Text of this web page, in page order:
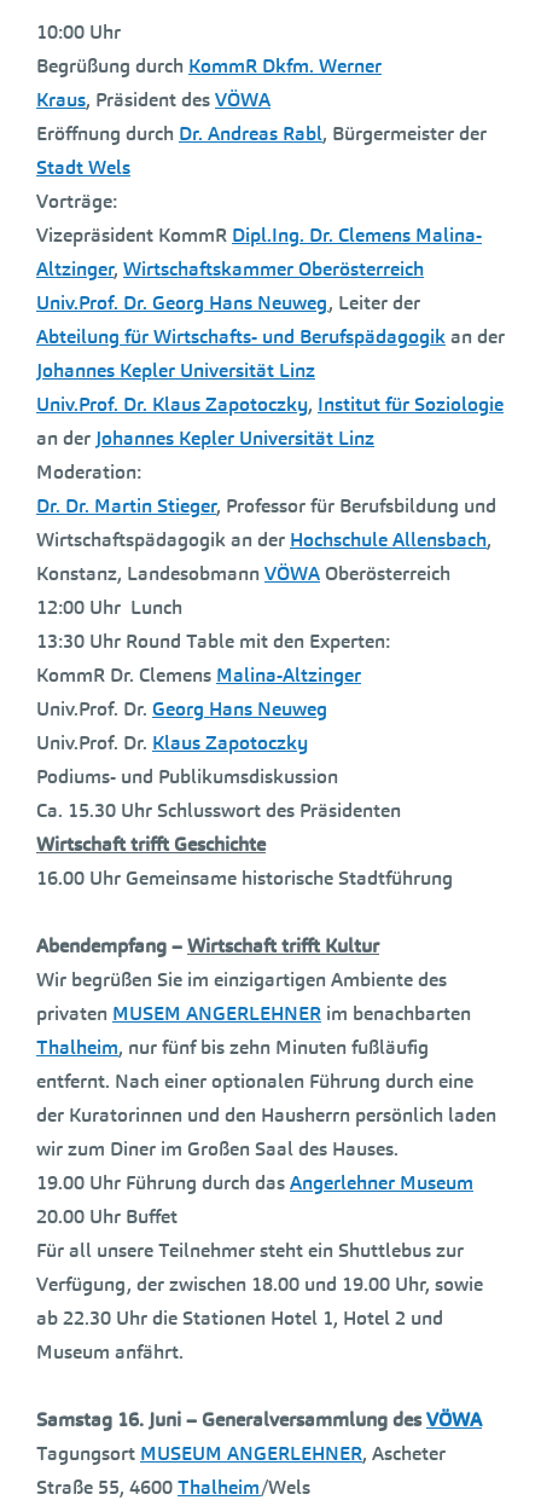
10:00 Uhr
Begrüßung durch KommR Dkfm. Werner
Kraus, Präsident desVÖWA
Eröffnung durch Dr. Andreas Rabl, Bürgermeister der
Stadt Wels
Vorträge:
Vizepräsident KommR Dipl.Ing. Dr. Clemens Malina-
Altzinger, Wirtschaftskammer Oberösterreich
Univ.Prof. Dr. Georg Hans Neuweg, Leiter der
Abteilung für Wirtschafts- und Berufspädagogikan der
Johannes Kepler Universität Linz
Univ.Prof. Dr. Klaus Zapotoczky, Institut für Soziologie
an der Johannes Kepler Universität Linz
Moderation:
Dr. Dr. Martin Stieger, Professor für Berufsbildung und
Wirtschaftspädagogik an der Hochschule Allensbach,
Konstanz, Landesobmann VÖWAOberösterreich
12:00 Uhr Lunch
13:30 Uhr Round Table mit den Experten:
KommR Dr. Clemens Malina-Altzinger
Univ.Prof. Dr. Georg Hans Neuweg
Univ.Prof. Dr. Klaus Zapotoczky
Podiums- und Publikumsdiskussion
Ca. 15.30 Uhr Schlusswort des Präsidenten
Wirtschaft trifft Geschichte
16.00 Uhr Gemeinsame historische Stadtführung
Abendempfang –Wirtschaft trifft Kultur
Wir begrüßen Sie im einzigartigen Ambiente des
privaten MUSEM ANGERLEHNER im benachbarten
Thalheim, nur fünf bis zehn Minuten fußläufig
entfernt. Nach einer optionalen Führung durch eine
der Kuratorinnen und den Hausherrn persönlich laden
wir zum Diner im Großen Saal des Hauses.
19.00 Uhr Führung durch dasAngerlehner Museum
20.00 Uhr Buffet
Für all unsere Teilnehmer steht ein Shuttlebus zur
Verfügung, der zwischen 18.00 und 19.00 Uhr, sowie
ab 22.30 Uhr die Stationen Hotel 1, Hotel 2 und
Museum anfährt.
Samstag 16. Juni – Generalversammlung desVÖWA
Tagungsort MUSEUM ANGERLEHNER, Ascheter
Straße 55, 4600Thalheim/Wels